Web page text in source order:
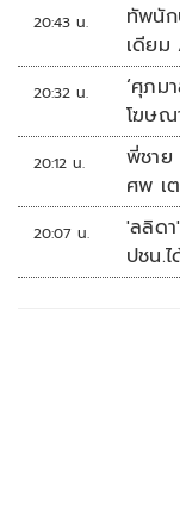
20:43 น.
ทัพนัก
เดียม
20:32 น.
‘ศุภม
โฆษณ
20:12 น.
พี่ชาย
ศพ เ
20:07 น.
'ลลิด
ปชน.